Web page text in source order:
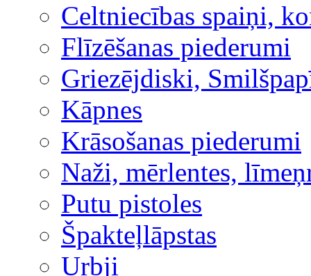
Celtniecības spaiņi,
Flīzēšanas piederumi
Griezējdiski,
Kāpnes
Krāsošanas piederumi
Naži, mērlentes,
Putu pistoles
Špakteļlāpstas
Urbji